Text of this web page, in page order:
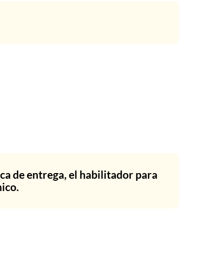
de entrega, el habilitador para